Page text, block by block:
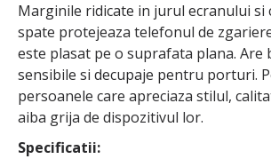
Marginile ridicate in jurul ecranului si
spate protejeaza telefonul de
este plasat pe o suprafata plana. Are
sensibile si decupaje pentru porturi.
persoanele care apreciaza stilul,
aiba grija de dispozitivul lor.
Specificatii: